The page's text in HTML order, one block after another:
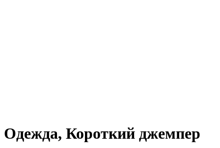
Одежда, Короткий джемпер